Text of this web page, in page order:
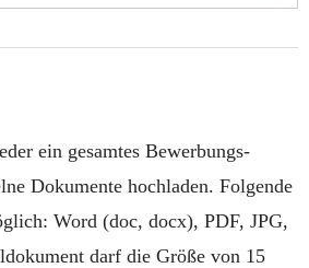
ein gesamtes Bewerbungs-
Dokumente hochladen. Folgende
Word (doc, docx), PDF, JPG,
darf die Größe von 15